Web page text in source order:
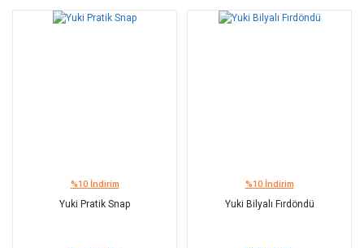
%10 İndirim
Yuki Pratik Snap
%10 İndirim
Yuki Bilyalı Fırdöndü